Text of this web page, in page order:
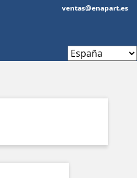
ventas@enapart.es